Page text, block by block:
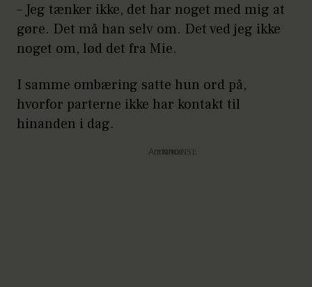
– Jeg tænker ikke, det har noget med mig at
gøre. Det må han selv om. Det ved jeg ikke
noget om, lød det fra Mie.
I samme ombæring satte hun ord på,
hvorfor parterne ikke har kontakt til
hinanden i dag.
Annonce